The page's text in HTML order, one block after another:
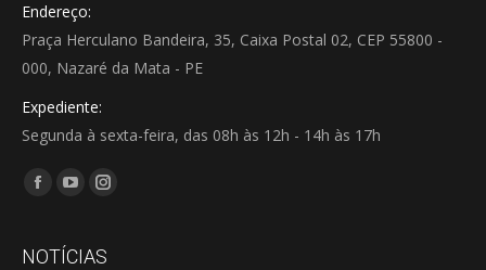
Endereço:
Praça Herculano Bandeira, 35, Caixa Postal 02, CEP 55800 -
000, Nazaré da Mata - PE
Expediente:
Segunda à sexta-feira, das 08h às 12h - 14h às 17h
Encontre-nos em:
Facebook
opens
YouTube
opens
Instagram
opens
NOTÍCIAS